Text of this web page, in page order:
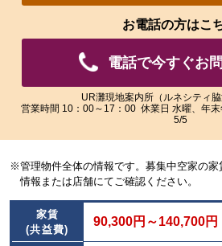
い
だ
ま
す。
お電話の方はこ
電話で今すぐお
UR灘現地案内所（ルネシティ脇
営業時間 10：00～17：00 休業日 水曜、年
5/5
※管理物件全体の情報です。募集中空家の
情報または店舗にてご確認ください。
家賃
(共益費)
90,300円～140,700円